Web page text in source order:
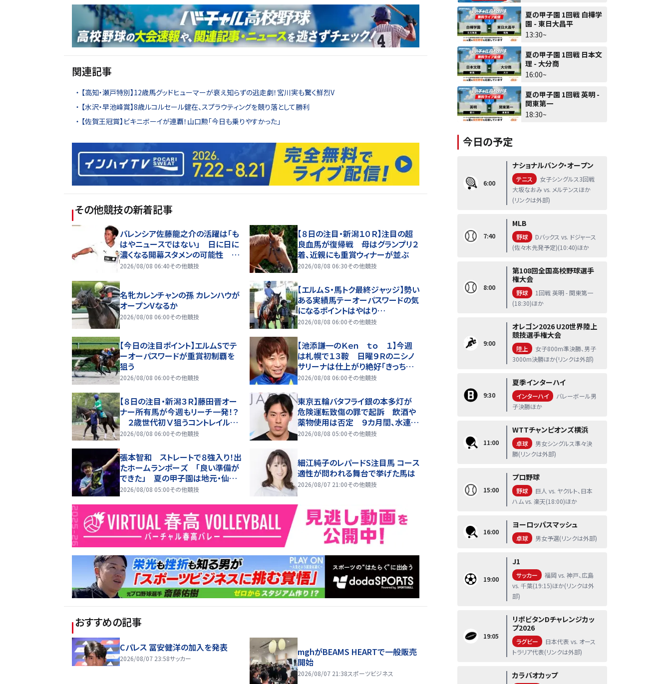
関連記事
【高知・瀬戸特別】12歳馬グッドヒューマーが衰え知らずの逃走劇！宮川実も驚く鮮烈V
【水沢・早池峰賞】8歳ルコルセール健在、スプラウティングを競り落として勝利
【佐賀王冠賞】ビキニボーイが連覇！山口勲「今日も乗りやすかった」
その他競技の新着記事
バレンシア佐藤龍之介の活躍は「も
はやニュースではない」 日に日に
濃くなる開幕スタメンの可能性 現
地メディアも主張「サイドに新たな
2026/08/08 06:40その他競技
【８日の注目・新潟１０Ｒ】注目の超
良血馬が復帰戦 母はグランプリ２
着、近親にも重賞ウィナーが並ぶ
2026/08/08 06:30その他競技
名牝カレンチャンの孫 カレンハウが
オープンVなるか
2026/08/08 06:00その他競技
【エルムＳ・馬トク最終ジャッジ】勢い
ある実績馬テーオーパスワードの気
になるポイントはやはり…
2026/08/08 06:00その他競技
【今日の注目ポイント】エルムSでテ
ーオーパスワードが重賞初制覇を
狙う
2026/08/08 06:00その他競技
【池添謙一のＫｅｎ ｔｏ １】今週
は札幌で１３鞍 日曜９Ｒのニシノ
サリーナは仕上がり絶好「きっちり
決めたいですね」
2026/08/08 06:00その他競技
【８日の注目・新潟３Ｒ】藤田晋オー
ナー所有馬が今週もリーチ一発！？
２歳世代初Ⅴ狙うコントレイル産
駒が登場
2026/08/08 06:00その他競技
東京五輪バタフライ銀の本多灯が
危険運転致傷の罪で起訴 飲酒や
薬物使用は否定 ９カ月間、水連に
報告せず アジア大会など辞退
2026/08/08 05:00その他競技
張本智和 ストレートで８強入り！出
たホームランポーズ 「良い準備が
できた」 夏の甲子園は地元・仙台
育英を「応援」
2026/08/08 05:00その他競技
細江純子のレパードS注目馬 コース
適性が問われる舞台で挙げた馬は
2026/08/07 21:00その他競技
おすすめの記事
Cパレス 冨安健洋の加入を発表
2026/08/07 23:58サッカー
mghがBEAMS HEARTで一般販売
開始
2026/08/07 21:38スポーツビジネス
夏の甲子園 1回戦 白樺学
園 - 東日大昌平
13:30~
夏の甲子園 1回戦 日本文
理 - 大分商
16:00~
夏の甲子園 1回戦 英明 -
関東第一
18:30~
今日の予定
6:00
ナショナルバンク・オープン
テニス
女子シングルス3回戦
大坂なおみ vs. メルテンスほか
(リンクは外部)
7:40
MLB
野球
Dバックス vs. ドジャース
(佐々木先発予定)(10:40)ほか
8:00
第108回全国高校野球選手
権大会
野球
1回戦 英明 - 関東第一
(18:30)ほか
9:00
オレゴン2026 U20世界陸上
競技選手権大会
陸上
女子800m準決勝、男子
3000m決勝ほか(リンクは外部)
9:30
夏季インターハイ
インターハイ
バレーボール男
子決勝ほか
11:00
WTTチャンピオンズ横浜
卓球
男女シングルス準々決
勝(リンクは外部)
15:00
プロ野球
野球
巨人 vs. ヤクルト、日本
ハム vs. 楽天(18:00)ほか
16:00
ヨーロッパスマッシュ
卓球 男女予選(リンクは外部)
19:00
J1
サッカー
福岡 vs. 神戸、広島
vs. 千葉(19:15)ほか(リンクは外
部)
19:05
リポビタンDチャレンジカッ
プ2026
ラグビー
日本代表 vs. オース
トラリア代表(リンクは外部)
カラバオカップ